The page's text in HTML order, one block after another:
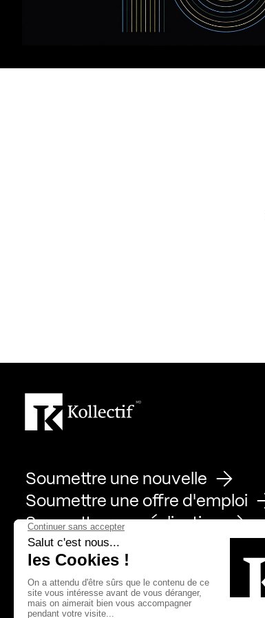
Soumettre une nouvelle
Soumettre une offre d'emploi
Soumettre une réalisation
Page Facebook de Kollectif
Page Instagram de Kollectif
Page Linkedin de Kollectif